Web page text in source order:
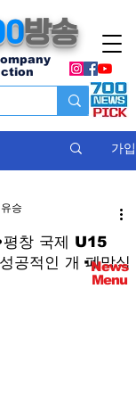
방송
가입
창 국제 U15
공적인 개·폐막식
승
News
Menu